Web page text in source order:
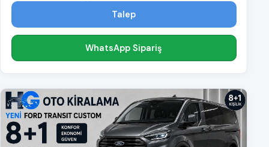
Talep
WhatsApp Sipariş